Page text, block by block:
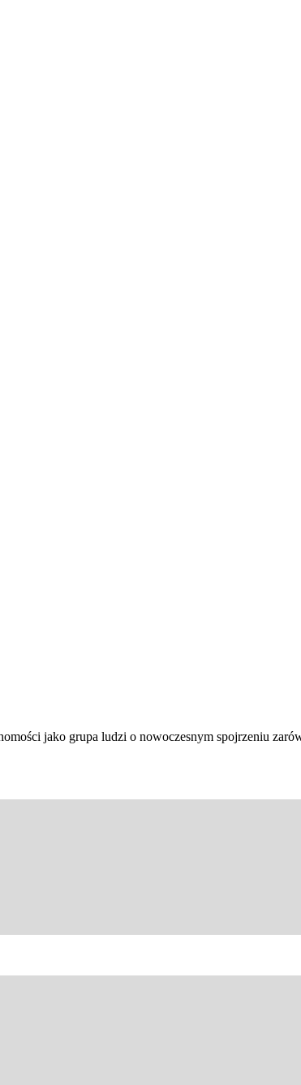
jako grupa ludzi o nowoczesnym spojrzeniu